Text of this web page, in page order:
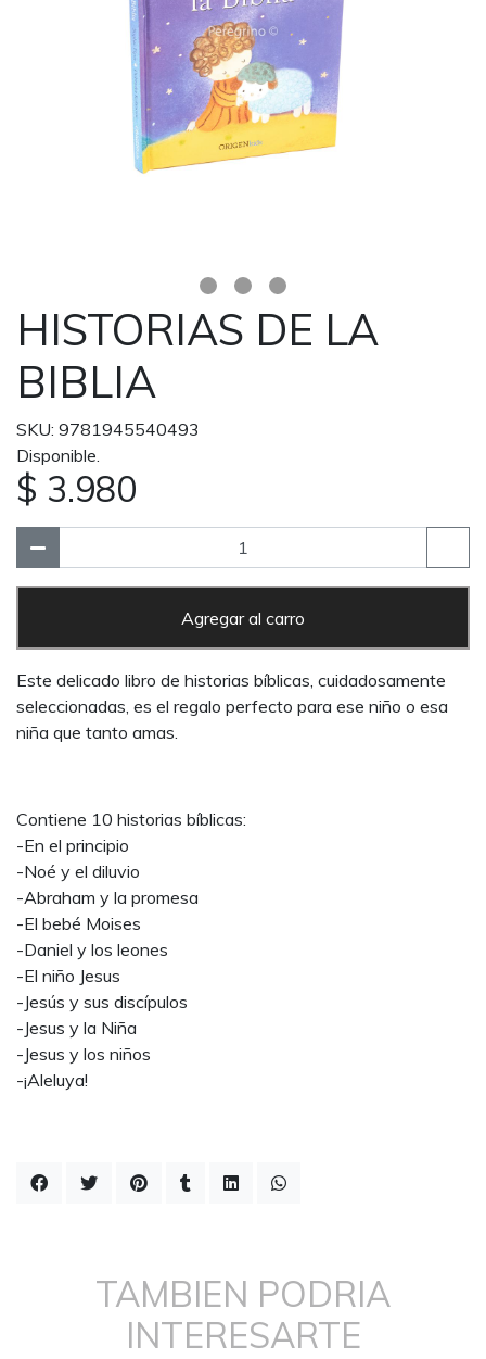
HISTORIAS DE LA
BIBLIA
SKU: 9781945540493
Disponible.
$ 3.980
Agregar al carro
Este delicado libro de historias bíblicas, cuidadosamente
seleccionadas, es el regalo perfecto para ese niño o esa
niña que tanto amas.
Contiene 10 historias bíblicas:
-En el principio
-Noé y el diluvio
-Abraham y la promesa
-El bebé Moises
-Daniel y los leones
-El niño Jesus
-Jesús y sus discípulos
-Jesus y la Niña
-Jesus y los niños
-¡Aleluya!
TAMBIEN PODRIA
INTERESARTE